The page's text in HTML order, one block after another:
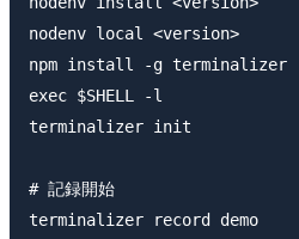
nodenv local <version>
npm install -g terminalizer
exec $SHELL -l
terminalizer init
# 記録開始
terminalizer record demo